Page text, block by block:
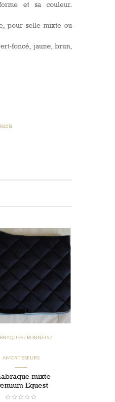
et sa couleur.
pour selle mixte ou
foncé, jaune, brun,
/ BONNETS /
AMORTISSEURS
mixte
Equest